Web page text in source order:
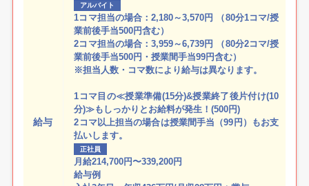
給与
アルバイト
1コマ担当の場合：2,180～3,570円 （80分1コマ/授
業前後手当500円含む）
2コマ担当の場合：3,959～6,739円 （80分2コマ/授
業前後手当500円・授業間手当99円含む）
※担当人数・コマ数により給与は異なります。
1コマ目の≪授業準備(15分)&授業終了後片付け(10
分)≫もしっかりとお給料が発生！(500円)
2コマ以上担当の場合は授業間手当（99円）もお支
払いします。
正社員
月給214,700円〜339,200円
給与例